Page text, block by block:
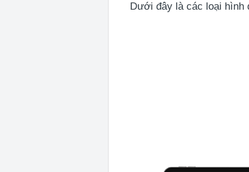
Dưới đây là các loại hình